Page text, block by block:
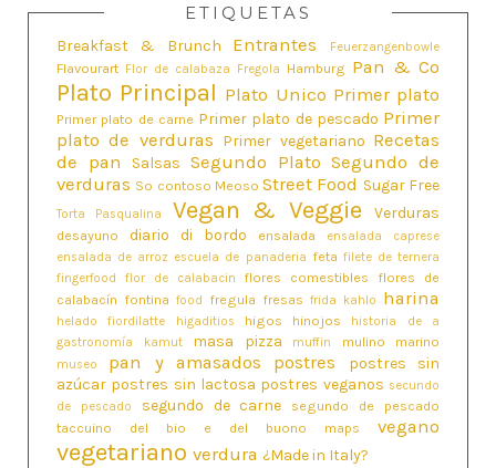
ETIQUETAS
Breakfast & Brunch Entrantes Feuerzangenbowle
Flavourart Flor de calabaza Fregola Hamburg Pan & Co
Plato Principal Plato Unico Primer plato
Primer plato de carne Primer plato de pescado Primer
plato de verduras Primer vegetariano Recetas
de pan
Salsas Segundo Plato Segundo de
verduras So contoso Meoso Street Food Sugar Free
Torta Pasqualina Vegan & Veggie Verduras
desayuno diario di bordo ensalada
ensalada caprese
ensalada de arroz escuela de panaderia feta filete de ternera
fingerfood
flor de calabacin flores comestibles
flores de
calabacín fontina food fregula fresas frida kahlo harina
helado fiordilatte higaditios higos hinojos
historia de a
gastronomía
kamut masa pizza muffin mulino marino
museo pan y amasados postres
postres sin
azúcar postres sin lactosa postres veganos secundo
de pescado
segundo de carne
segundo de pescado
taccuino del bio e del buono maps
vegano
vegetariano verdura ¿Made in Italy?